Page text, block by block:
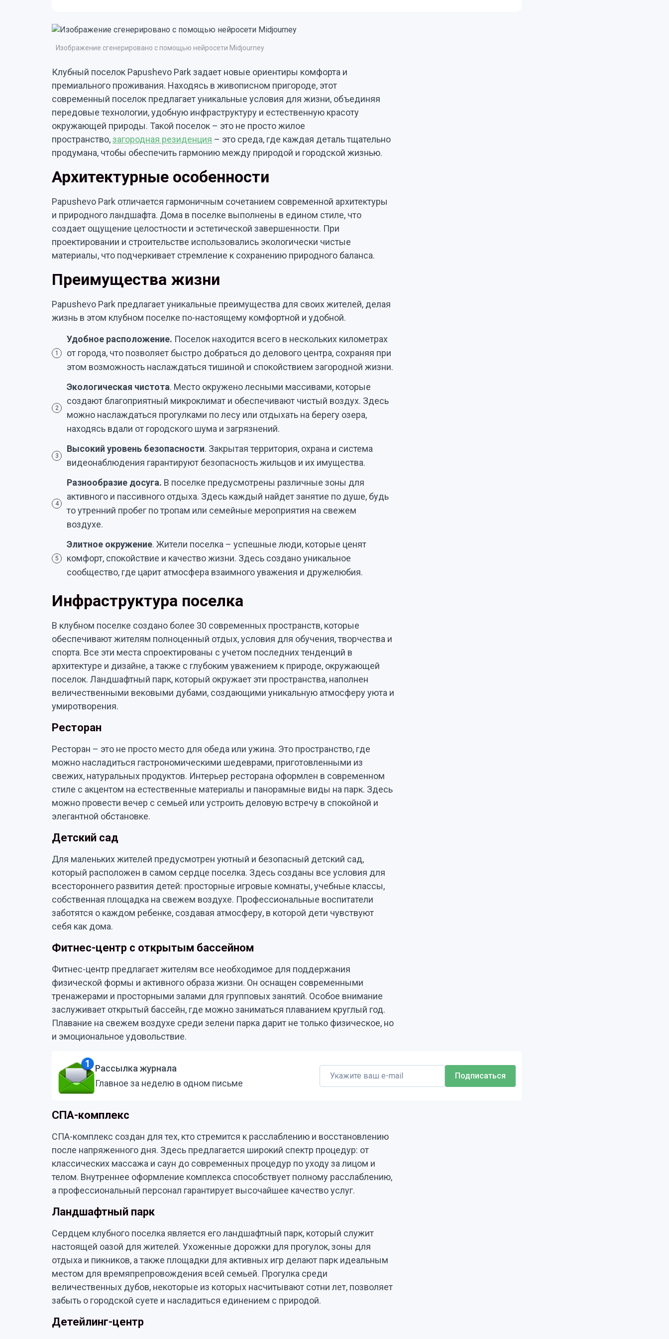
Изображение сгенерировано с помощью нейросети Midjourney
Клубный поселок Papushevo Park задает новые ориентиры комфорта и
премиального проживания. Находясь в живописном пригороде, этот
современный поселок предлагает уникальные условия для жизни, объединяя
передовые технологии, удобную инфраструктуру и естественную красоту
окружающей природы. Такой поселок – это не просто жилое
пространство,загородная резиденция – это среда, где каждая деталь тщательно
продумана, чтобы обеспечить гармонию между природой и городской жизнью.
Архитектурные особенности
Papushevo Park отличается гармоничным сочетанием современной архитектуры
и природного ландшафта. Дома в поселке выполнены в едином стиле, что
создает ощущение целостности и эстетической завершенности. При
проектировании и строительстве использовались экологически чистые
материалы, что подчеркивает стремление к сохранению природного баланса.
Преимущества жизни
Papushevo Park предлагает уникальные преимущества для своих жителей, делая
жизнь в этом клубном поселке по-настоящему комфортной и удобной.
1
Удобное расположение. Поселок находится всего в нескольких километрах
от города, что позволяет быстро добраться до делового центра, сохраняя при
этом возможность наслаждаться тишиной и спокойствием загородной жизни.
2
Экологическая чистота. Место окружено лесными массивами, которые
создают благоприятный микроклимат и обеспечивают чистый воздух. Здесь
можно наслаждаться прогулками по лесу или отдыхать на берегу озера,
находясь вдали от городского шума и загрязнений.
3
Высокий уровень безопасности. Закрытая территория, охрана и система
видеонаблюдения гарантируют безопасность жильцов и их имущества.
4
Разнообразие досуга. В поселке предусмотрены различные зоны для
активного и пассивного отдыха. Здесь каждый найдет занятие по душе, будь
то утренний пробег по тропам или семейные мероприятия на свежем
воздухе.
5
Элитное окружение. Жители поселка – успешные люди, которые ценят
комфорт, спокойствие и качество жизни. Здесь создано уникальное
сообщество, где царит атмосфера взаимного уважения и дружелюбия.
Инфраструктура поселка
В клубном поселке создано более 30 современных пространств, которые
обеспечивают жителям полноценный отдых, условия для обучения, творчества и
спорта. Все эти места спроектированы с учетом последних тенденций в
архитектуре и дизайне, а также с глубоким уважением к природе, окружающей
поселок. Ландшафтный парк, который окружает эти пространства, наполнен
величественными вековыми дубами, создающими уникальную атмосферу уюта и
умиротворения.
Ресторан
Ресторан – это не просто место для обеда или ужина. Это пространство, где
можно насладиться гастрономическими шедеврами, приготовленными из
свежих, натуральных продуктов. Интерьер ресторана оформлен в современном
стиле с акцентом на естественные материалы и панорамные виды на парк. Здесь
можно провести вечер с семьей или устроить деловую встречу в спокойной и
элегантной обстановке.
Детский сад
Для маленьких жителей предусмотрен уютный и безопасный детский сад,
который расположен в самом сердце поселка. Здесь созданы все условия для
всестороннего развития детей: просторные игровые комнаты, учебные классы,
собственная площадка на свежем воздухе. Профессиональные воспитатели
заботятся о каждом ребенке, создавая атмосферу, в которой дети чувствуют
себя как дома.
Фитнес-центр с открытым бассейном
Фитнес-центр предлагает жителям все необходимое для поддержания
физической формы и активного образа жизни. Он оснащен современными
тренажерами и просторными залами для групповых занятий. Особое внимание
заслуживает открытый бассейн, где можно заниматься плаванием круглый год.
Плавание на свежем воздухе среди зелени парка дарит не только физическое, но
и эмоциональное удовольствие.
Рассылка журнала
Главное за неделю в одном письме
СПА-комплекс
СПА-комплекс создан для тех, кто стремится к расслаблению и восстановлению
после напряженного дня. Здесь предлагается широкий спектр процедур: от
классических массажа и саун до современных процедур по уходу за лицом и
телом. Внутреннее оформление комплекса способствует полному расслаблению,
а профессиональный персонал гарантирует высочайшее качество услуг.
Ландшафтный парк
Сердцем клубного поселка является его ландшафтный парк, который служит
настоящей оазой для жителей. Ухоженные дорожки для прогулок, зоны для
отдыха и пикников, а также площадки для активных игр делают парк идеальным
местом для времяпрепровождения всей семьей. Прогулка среди
величественных дубов, некоторые из которых насчитывают сотни лет, позволяет
забыть о городской суете и насладиться единением с природой.
Детейлинг-центр